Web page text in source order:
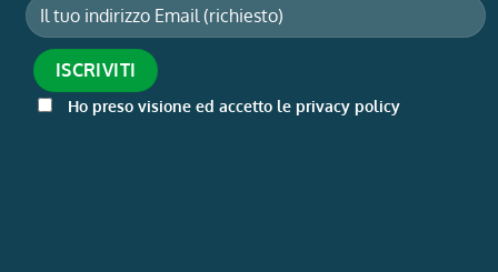
Ho preso visione ed accetto le privacy policy